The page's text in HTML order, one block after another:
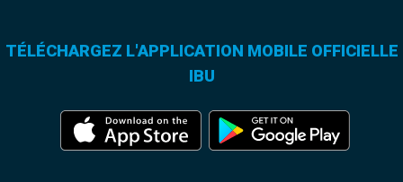
TÉLÉCHARGEZ L'APPLICATION MOBILE OFFICIELLE
IBU